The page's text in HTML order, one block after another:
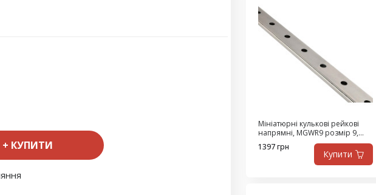
КУПИТИ
Мініатюрні кулькові рейкові
напрямні, MGWR9 розмір 9,
ціна за 530 мм
1397 грн
Купити